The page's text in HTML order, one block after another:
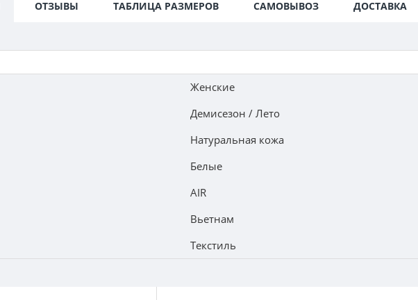
ОТЗЫВЫ ТАБЛИЦА РАЗМЕРОВ САМОВЫВОЗ ДОСТАВКА
Женские
Демисезон / Лето
Натуральная кожа
Белые
AIR
Вьетнам
Текстиль